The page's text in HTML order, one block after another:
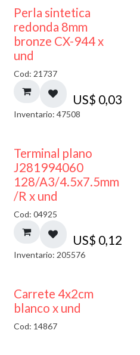
Perla sintetica
redonda 8mm
bronze CX-944 x
und
Cod: 21737
US$ 0,03
Inventario: 47508
Terminal plano
J281994060
128/A3/4.5x7.5mm
/R x und
Cod: 04925
US$ 0,12
Inventario: 205576
Carrete 4x2cm
blanco x und
Cod: 14867